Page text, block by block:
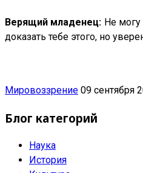
Верящий младенец: Не могу
доказать тебе этого, но
Мировоззрение 09 сентября
Блог категорий
Наука
История